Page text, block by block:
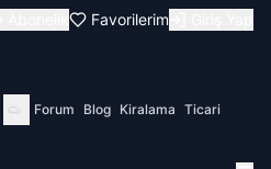
Favorilerim
Forum Blog Kiralama Ticari